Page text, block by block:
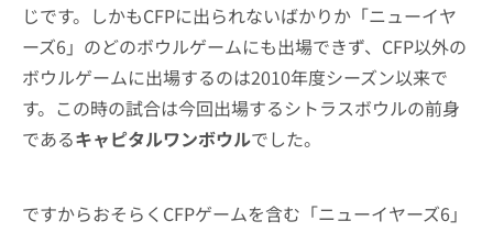
じです。しかもCFPに出られないばかりか「ニューイヤ
ーズ6」のどのボウルゲームにも出場できず、CFP以外の
ボウルゲームに出場するのは2010年度シーズン以来で
す。この時の試合は今回出場するシトラスボウルの前身
であるキャピタルワンボウルでした。
ですからおそらくCFPゲームを含む「ニューイヤーズ6」